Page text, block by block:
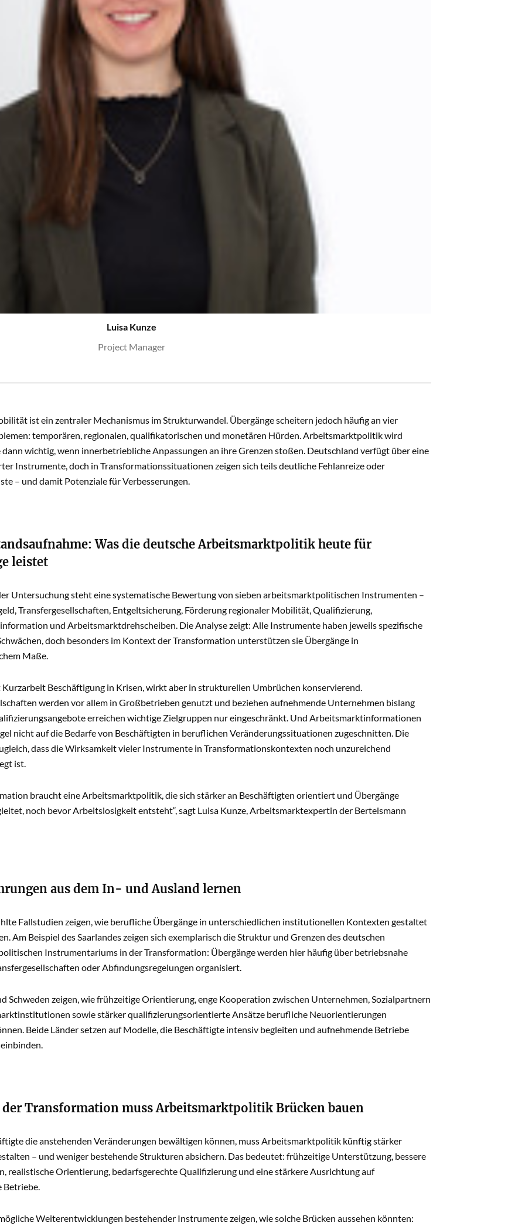
Luisa Kunze
Project Manager
ist ein zentraler Mechanismus im Strukturwandel. Übergänge scheitern jedoch häufig an vier
temporären, regionalen, qualifikatorischen und monetären Hürden. Arbeitsmarktpolitik wird
dann wichtig, wenn innerbetriebliche Anpassungen an ihre Grenzen stoßen. Deutschland verfügt über eine
Instrumente, doch in Transformationssituationen zeigen sich teils deutliche Fehlanreize oder
– und damit Potenziale für Verbesserungen.
Was die deutsche Arbeitsmarktpolitik heute für
leistet
Untersuchung steht eine systematische Bewertung von sieben arbeitsmarktpolitischen Instrumenten –
Transfergesellschaften, Entgeltsicherung, Förderung regionaler Mobilität, Qualifizierung,
und Arbeitsmarktdrehscheiben. Die Analyse zeigt: Alle Instrumente haben jeweils spezifische
doch besonders im Kontext der Transformation unterstützen sie Übergänge in
Maße.
Beschäftigung in Krisen, wirkt aber in strukturellen Umbrüchen konservierend.
werden vor allem in Großbetrieben genutzt und beziehen aufnehmende Unternehmen bislang
erreichen wichtige Zielgruppen nur eingeschränkt. Und Arbeitsmarktinformationen
nicht auf die Bedarfe von Beschäftigten in beruflichen Veränderungssituationen zugeschnitten. Die
dass die Wirksamkeit vieler Instrumente in Transformationskontexten noch unzureichend
ist.
braucht eine Arbeitsmarktpolitik, die sich stärker an Beschäftigten orientiert und Übergänge
noch bevor Arbeitslosigkeit entsteht“, sagt Luisa Kunze, Arbeitsmarktexpertin der Bertelsmann
aus dem In- und Ausland lernen
Fallstudien zeigen, wie berufliche Übergänge in unterschiedlichen institutionellen Kontexten gestaltet
Am Beispiel des Saarlandes zeigen sich exemplarisch die Struktur und Grenzen des deutschen
Instrumentariums in der Transformation: Übergänge werden hier häufig über betriebsnahe
oder Abfindungsregelungen organisiert.
Schweden zeigen, wie frühzeitige Orientierung, enge Kooperation zwischen Unternehmen, Sozialpartnern
sowie stärker qualifizierungsorientierte Ansätze berufliche Neuorientierungen
Beide Länder setzen auf Modelle, die Beschäftigte intensiv begleiten und aufnehmende Betriebe
Transformation muss Arbeitsmarktpolitik Brücken bauen
die anstehenden Veränderungen bewältigen können, muss Arbeitsmarktpolitik künftig stärker
– und weniger bestehende Strukturen absichern. Das bedeutet: frühzeitige Unterstützung, bessere
realistische Orientierung, bedarfsgerechte Qualifizierung und eine stärkere Ausrichtung auf
Betriebe.
Weiterentwicklungen bestehender Instrumente zeigen, wie solche Brücken aussehen könnten: